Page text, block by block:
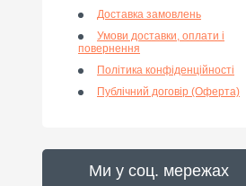
Доставка замовлень
Умови доставки, оплати і
повернення
Політика конфіденційності
Публічний договір (Оферта)
Ми у соц. мережах